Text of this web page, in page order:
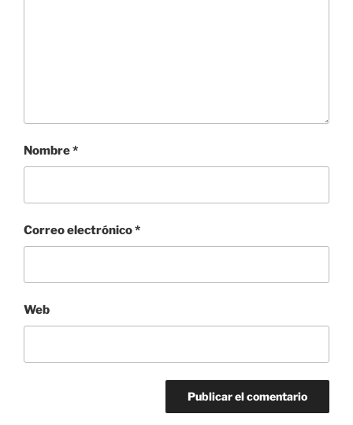
Nombre*
Correo electrónico*
Web